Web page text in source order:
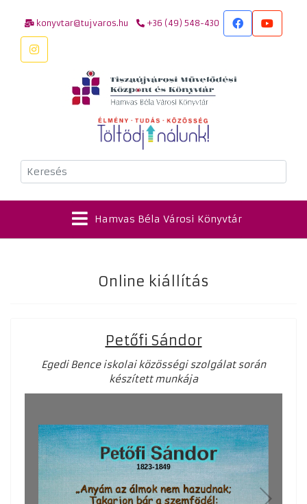
konyvtar@tujvaros.hu +36 (49) 548-430
Keresés
Hamvas Béla Városi Könyvtár
Online kiállítás
Petőfi Sándor
Egedi Bence iskolai közösségi szolgálat során
készített munkája